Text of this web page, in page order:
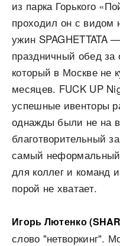
из парка Горького
проходил он с видом
ужин SPAGHETTATA
праздничный обед
который в Москве не
месяцев. FUCK UP
успешные ивенторы
однажды были не на
благотворительный
самый неформальный
для коллег и команд
порой не хватает.
Игорь Лютенко
слово "нетворкинг".